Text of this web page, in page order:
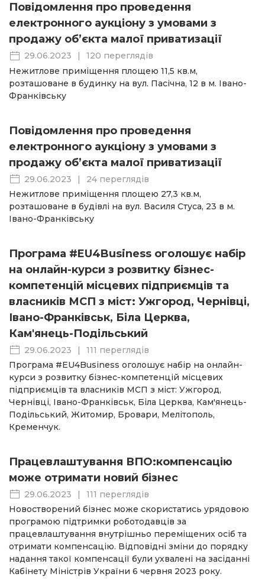
Повідомлення про проведення
електронного аукціону з умовами з
продажу об’єкта малої приватизації
29.06.2023
120 переглядів
Нежитлове приміщення площею 11,5 кв.м,
розташоване в будинку на вул. Пасічна, 12 в м. Івано-
Франківську
Повідомлення про проведення
електронного аукціону з умовами з
продажу об’єкта малої приватизації
29.06.2023 |
24 переглядів
Нежитлове приміщення площею 27,3 кв.м,
розташоване в будівлі на вул. Василя Стуса, 23 в м.
Івано-Франківську
Програма #EU4Business оголошує набір
на онлайн-курси з розвитку бізнес-
компетенцій місцевих підприємців та
власників МСП з міст: Ужгород, Чернівці,
Івано-Франківськ, Біла Церква,
Кам'янець-Подільський
29.06.2023 |
111 переглядів
Програма #EU4Business оголошує набір на онлайн-
курси з розвитку бізнес-компетенцій місцевих
підприємців та власників МСП з міст: Ужгород,
Чернівці, Івано-Франківськ, Біла Церква, Кам'янець-
Подільський, Житомир, Бровари, Мелітополь,
Кременчук.
Працевлаштування ВПО:компенсацію
може отримати новий бізнес
29.06.2023 |
111 переглядів
Новостворений бізнес може скористатись урядовою
програмою підтримки роботодавців за
працевлаштування внутрішньо переміщених осіб та
отримати компенсацію. Відповідні зміни до порядку
надання такої компенсації були ухвалені на засіданні
Кабінету Міністрів України 6 червня 2023 року.